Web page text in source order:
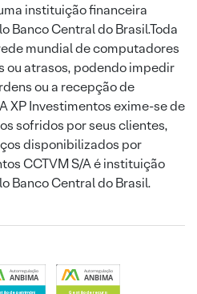
instituição financeira
Banco Central do Brasil.Toda
mundial de computadores
ou atrasos, podendo impedir
ou a recepção de
XP Investimentos exime-se de
sofridos por seus clientes,
disponibilizados por
CCTVM S/A é instituição
Banco Central do Brasil.